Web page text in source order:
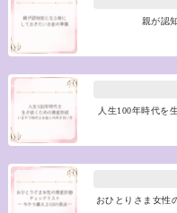
親が認
人生100年時代を
おひとりさま女性